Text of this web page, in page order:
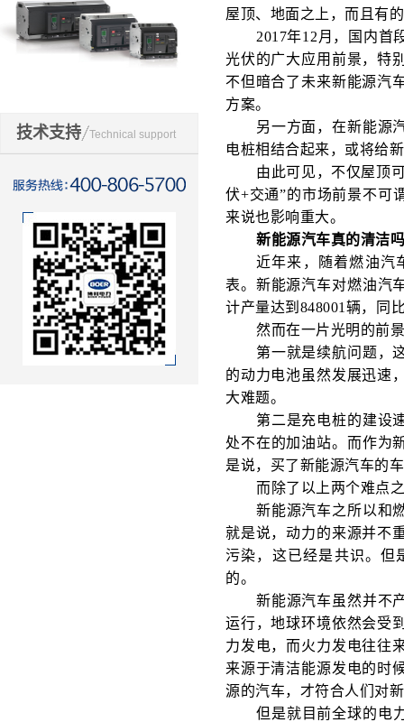
技术支持 Technical support
屋顶、地面之上，而且有
2017年12月，国内首
光伏的广大应用前景，特
不但暗合了未来新能源汽
方案。
另一方面，在新能源
电桩相结合起来，或将给
由此可见，不仅屋顶
伏+交通”的市场前景不可
来说也影响重大。
新能源汽车真的清洁
近年来，随着燃油汽
表。新能源汽车对燃油汽
计产量达到848001辆，同
然而在一片光明的前
第一就是续航问题，
的动力电池虽然发展迅速
大难题。
第二是充电桩的建设
处不在的加油站。而作为
是说，买了新能源汽车的
而除了以上两个难点
新能源汽车之所以和
就是说，动力的来源并不
污染，这已经是共识。但
的。
新能源汽车虽然并不
运行，地球环境依然会受
力发电，而火力发电往往
来源于清洁能源发电的时
源的汽车，才符合人们对
但是就目前全球的电